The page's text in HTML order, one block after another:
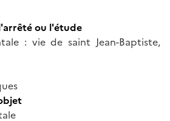
ou l'étude
: vie de saint Jean-Baptiste,